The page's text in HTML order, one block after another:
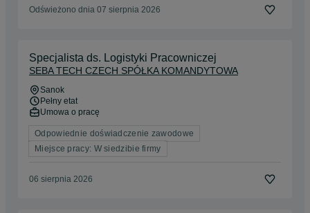
Odświeżono dnia 07 sierpnia 2026
Specjalista ds. Logistyki Pracowniczej
SEBA TECH CZECH SPÓŁKA KOMANDYTOWA
Sanok
Pełny etat
Umowa o pracę
Odpowiednie doświadczenie zawodowe
Miejsce pracy: W siedzibie firmy
06 sierpnia 2026